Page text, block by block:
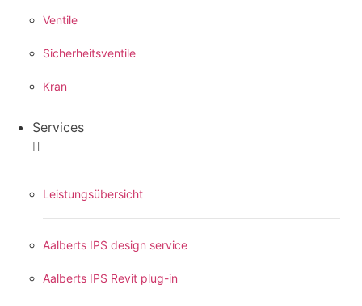
Ventile
Sicherheitsventile
Kran
Services
Leistungsübersicht
Aalberts IPS design service
Aalberts IPS Revit plug-in